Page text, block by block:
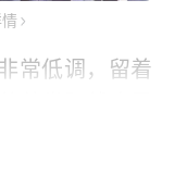
常低调，留着
他发际线也是